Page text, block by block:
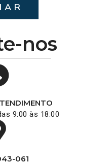
nos
9:00 às 18:00
061